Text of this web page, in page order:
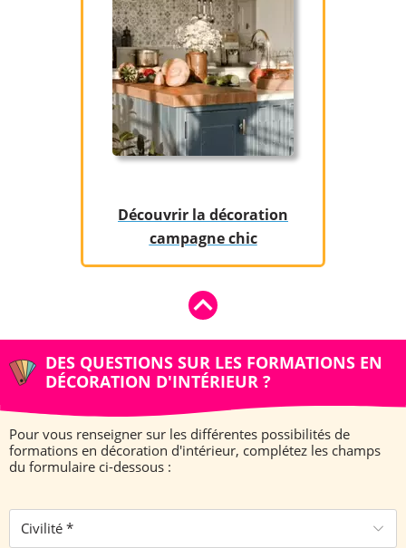
​Découvrir la décoration
campagne chic
DES QUESTIONS SUR LES FORMATIONS EN
DÉCORATION D'INTÉRIEUR ?
Pour vous renseigner sur les différentes possibilités de
formations en décoration d'intérieur, complétez les champs
du formulaire ci-dessous :
Civilité *